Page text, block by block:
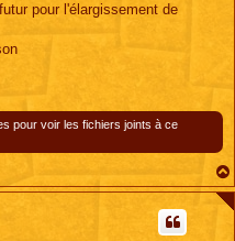
pour l'élargissement de
pour voir les fichiers joints à ce